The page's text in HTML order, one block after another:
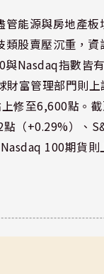
管能源與房地產
類股賣壓沉重，
與Nasdaq指數皆
財富管理部門則
修至6,600點。截
（+0.29%）、
100期貨則